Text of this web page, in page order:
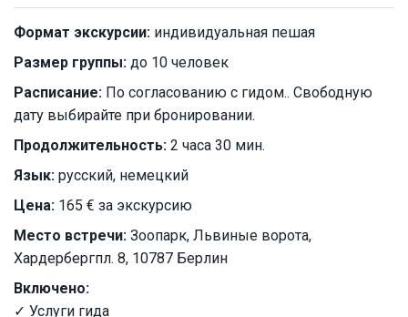
Формат экскурсии: индивидуальная пешая
Размер группы: до 10 человек
Расписание: По согласованию с гидом.. Свободную
дату выбирайте при бронировании.
Продолжительность: 2 часа 30 мин.
Язык: русский, немецкий
Цена: 165 € за экскурсию
Место встречи: Зоопарк, Львиные ворота,
Хардербергпл. 8, 10787 Берлин
Включено:
✓ Услуги гида